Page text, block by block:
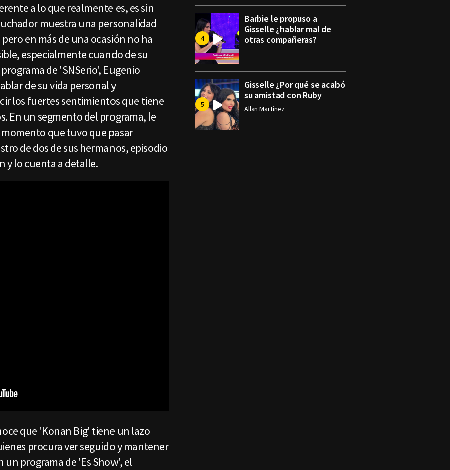
a lo que realmente es, es sin
muestra una personalidad
en más de una ocasión no ha
especialmente cuando de su
de 'SNSerio', Eugenio
de su vida personal y
los fuertes sentimientos que tiene
En un segmento del programa, le
que tuvo que pasar
de dos de sus hermanos, episodio
y lo cuenta a detalle.
que 'Konan Big' tiene un lazo
procura ver seguido y mantener
programa de 'Es Show', el
Barbie le propuso a
Gisselle ¿hablar mal de
otras compañeras?
Gisselle ¿Por qué se acabó
su amistad con Ruby
Allan Martinez